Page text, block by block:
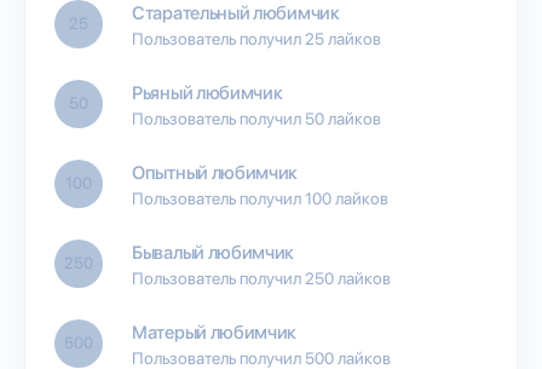
25 Старательный любимчик
Пользователь получил 25 лайков
50 Рьяный любимчик
Пользователь получил 50 лайков
100 Опытный любимчик
Пользователь получил 100 лайков
250 Бывалый любимчик
Пользователь получил 250 лайков
500 Матерый любимчик
Пользователь получил 500 лайков